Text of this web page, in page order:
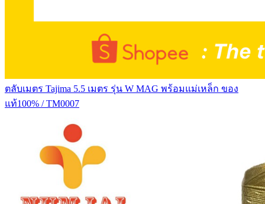
ตลับเมตร Tajima 5.5 เมตร รุ่น W MAG พร้อมแม่เหล็ก ของ
แท้100% / TM0007